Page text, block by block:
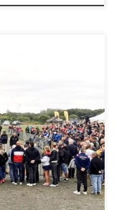
un nouvel
votre